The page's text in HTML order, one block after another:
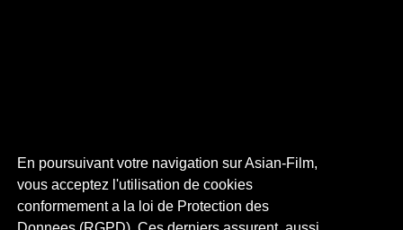
En poursuivant votre navigation sur Asian-Film,
vous acceptez l'utilisation de cookies
conformement a la loi de Protection des